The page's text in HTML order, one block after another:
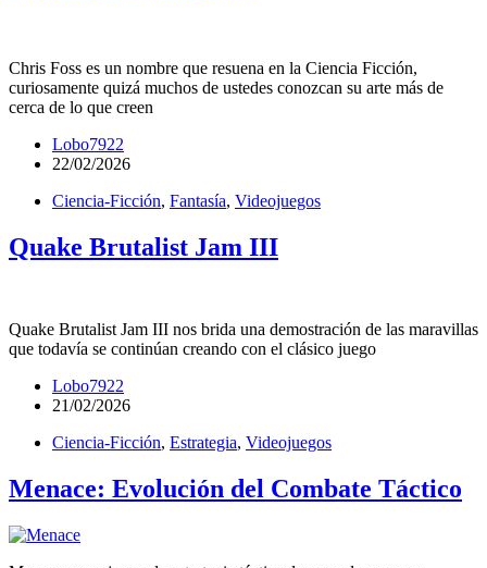
Chris Foss es un nombre que resuena en la Ciencia Ficción,
curiosamente quizá muchos de ustedes conozcan su arte más de
cerca de lo que creen
Lobo7922
22/02/2026
Ciencia-Ficción, Fantasía, Videojuegos
Quake Brutalist Jam III
Quake Brutalist Jam III nos brida una demostración de las maravillas
que todavía se continúan creando con el clásico juego
Lobo7922
21/02/2026
Ciencia-Ficción, Estrategia, Videojuegos
Menace: Evolución del Combate Táctico